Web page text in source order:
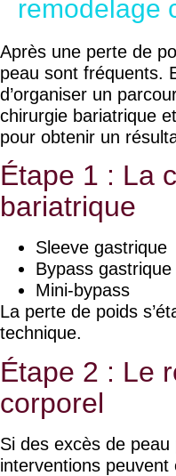
remodelage
Après une perte de
peau sont fréquents.
d’organiser un
chirurgie bariatrique
pour obtenir un
Étape 1 : La
bariatrique
Sleeve gastrique
Bypass gastrique
Mini-bypass
La perte de poids
technique.
Étape 2 : Le
corporel
Si des excès de
interventions peuvent